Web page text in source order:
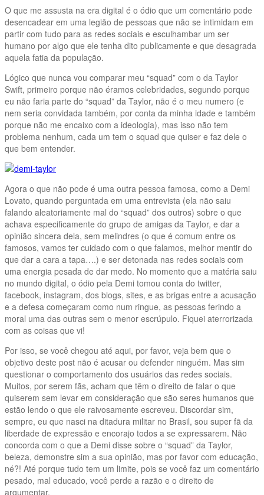
O que me assusta na era digital é o ódio que um comentário pode
desencadear em uma legião de pessoas que não se intimidam em
partir com tudo para as redes sociais e esculhambar um ser
humano por algo que ele tenha dito publicamente e que desagrada
aquela fatia da população.
Lógico que nunca vou comparar meu “squad” com o da Taylor
Swift, primeiro porque não éramos celebridades, segundo porque
eu não faria parte do “squad” da Taylor, não é o meu numero (e
nem seria convidada também, por conta da minha idade e também
porque não me encaixo com a ideologia), mas isso não tem
problema nenhum, cada um tem o squad que quiser e faz dele o
que bem entender.
Agora o que não pode é uma outra pessoa famosa, como a Demi
Lovato, quando perguntada em uma entrevista (ela não saiu
falando aleatoriamente mal do “squad” dos outros) sobre o que
achava especificamente do grupo de amigas da Taylor, e dar a
opinião sincera dela, sem melindres (o que é comum entre os
famosos, vamos ter cuidado com o que falamos, melhor mentir do
que dar a cara a tapa….) e ser detonada nas redes sociais com
uma energia pesada de dar medo. No momento que a matéria saiu
no mundo digital, o ódio pela Demi tomou conta do twitter,
facebook, instagram, dos blogs, sites, e as brigas entre a acusação
e a defesa começaram como num ringue, as pessoas ferindo a
moral uma das outras sem o menor escrúpulo. Fiquei aterrorizada
com as coisas que vi!
Por isso, se você chegou até aqui, por favor, veja bem que o
objetivo deste post não é acusar ou defender ninguém. Mas sim
questionar o comportamento dos usuários das redes sociais.
Muitos, por serem fãs, acham que têm o direito de falar o que
quiserem sem levar em consideração que são seres humanos que
estão lendo o que ele raivosamente escreveu. Discordar sim,
sempre, eu que nasci na ditadura militar no Brasil, sou super fã da
liberdade de expressão e encorajo todos a se expressarem. Não
concorda com o que a Demi disse sobre o “squad” da Taylor,
beleza, demonstre sim a sua opinião, mas por favor com educação,
né?! Até porque tudo tem um limite, pois se você faz um comentário
pesado, mal educado, você perde a razão e o direito de
argumentar.